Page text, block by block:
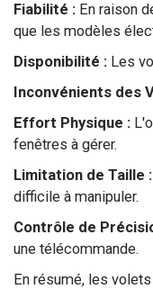
Fiabilité : En raison
que les modèles
Disponibilité : Les
Inconvénients des
Effort Physique :
fenêtres à gérer.
Limitation de Taille :
difficile à manipuler.
Contrôle de
une télécommande.
En résumé, les